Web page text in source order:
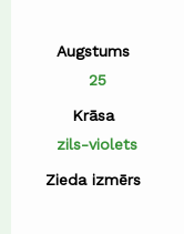
Augstums
25
Krāsa
zils-violets
Zieda izmērs